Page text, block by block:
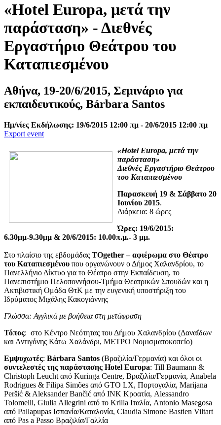
«Hotel Europa, μετά την
παράσταση» - Διεθνές
Εργαστήριο Θεάτρου του
Καταπιεσμένου
Αθήνα, 19-20/6/2015, Σεμινάριο για
εκπαιδευτικούς, Bárbara Santos
Ημ/νίες Εκδήλωσης: 19/6/2015 12:00 πμ - 20/6/2015 12:00 πμ
Export event
«Hotel Europa, μετά την
παράσταση»
Διεθνές Εργαστήριο Θεάτρου
του Καταπιεσμένου
Παρασκευή 19 & Σάββατο 20
Ιουνίου 2015.
Διάρκεια: 8 ώρες
Ώρες: 19/6/2015:
6.30μμ-9.30μμ & 20/6/2015: 10.00π.μ.- 3 μμ.
Στο πλαίσιο της εβδομάδας ΤΟgether – αφιέρωμα στο Θέατρο
του Καταπιεσμένου που οργανώνουν ο Δήμος Χαλανδρίου, το
Πανελλήνιο Δίκτυο για το Θέατρο στην Εκπαίδευση, το
Πανεπιστήμιο Πελοποννήσου-Τμήμα Θεατρικών Σπουδών και η
Ακτιβιστική Ομάδα ΘτΚ με την ευγενική υποστήριξη του
Ιδρύματος Μιχάλης Κακογιάννης
Γλώσσα: Αγγλικά με βοήθεια στη μετάφραση
Τόπος: στο Κέντρο Νεότητας του Δήμου Χαλανδρίου (Δαναΐδων
και Αντιγόνης Κάτω Χαλάνδρι, ΜΕΤΡΟ Νομισματοκοπείο)
Εμψυχωτές: Bárbara Santos (Βραζιλία/Γερμανία) και όλοι οι
συντελεστές της παράστασης Hotel Europa: Till Baumann &
Christoph Leucht από Kuringa Centre, Βραζιλία/Γερμανία, Anabela
Rodrigues & Filipa Simões από GTO LX, Πορτογαλία, Marijana
Peršić & Aleksander Bančić από INK Κροατία, Alessandro
Tolomelli, Giulia Allegrini από το Krilla Ιταλία, Antonio Masegosa
από Pallapupas Ισπανία/Καταλονία, Claudia Simone Bastien Viltart
από Pas a Passo Βραζιλία/Γαλλία